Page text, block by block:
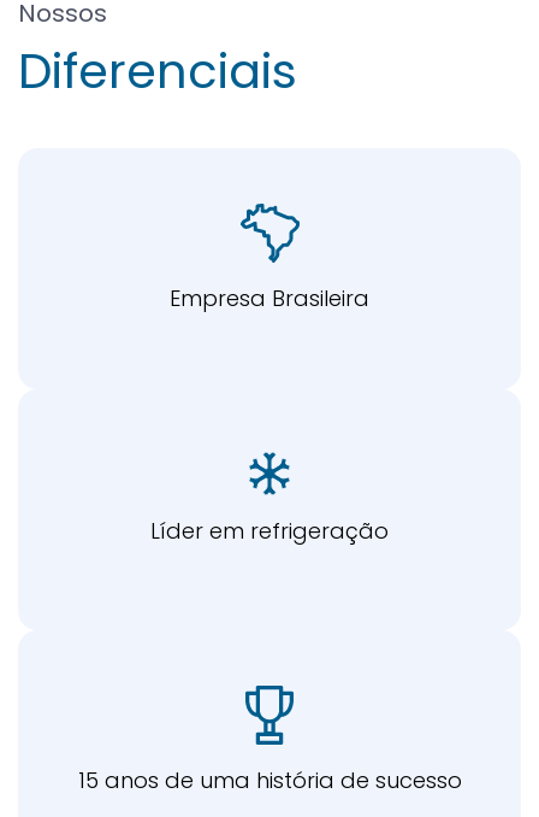
Nossos
Diferenciais
Empresa Brasileira
Líder em refrigeração
15 anos de uma história de sucesso